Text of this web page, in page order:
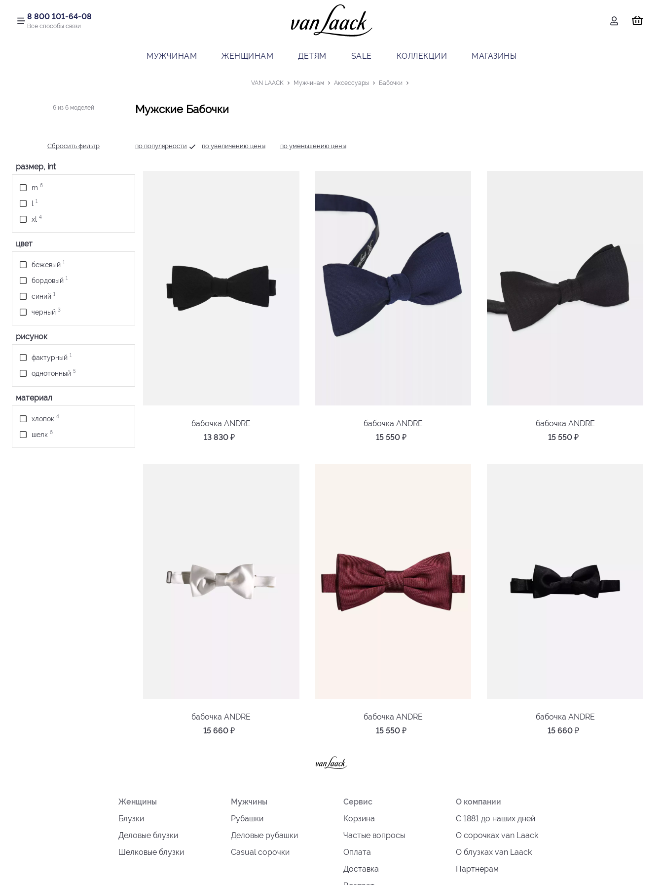
8 800 101-64-08
Все способы связи
МУЖЧИНАМ ЖЕНЩИНАМ ДЕТЯМ SALE КОЛЛЕКЦИИ МАГАЗИНЫ
VAN LAACK Мужчинам Аксессуары Бабочки
6 из 6 моделей
Сбросить фильтр
размер, int
m 6
l 1
xl 4
цвет
бежевый 1
бордовый 1
синий 1
черный 3
рисунок
фактурный 1
однотонный 5
материал
хлопок 4
шелк 6
Мужские Бабочки
по популярности по увеличению цены по уменьшению цены
бабочка ANDRE
13 830 ₽
бабочка ANDRE
15 550 ₽
бабочка ANDRE
15 550 ₽
бабочка ANDRE
15 660₽
бабочка ANDRE
15 550 ₽
бабочка ANDRE
15 660 ₽
Женщины
Блузки
Деловые блузки
Шелковые блузки
Мужчины
Рубашки
Деловые рубашки
Casual сорочки
Сервис
Корзина
Частые вопросы
Оплата
Доставка
О компании
С 1881 до наших дней
О сорочках van Laack
О блузках van Laack
Партнерам